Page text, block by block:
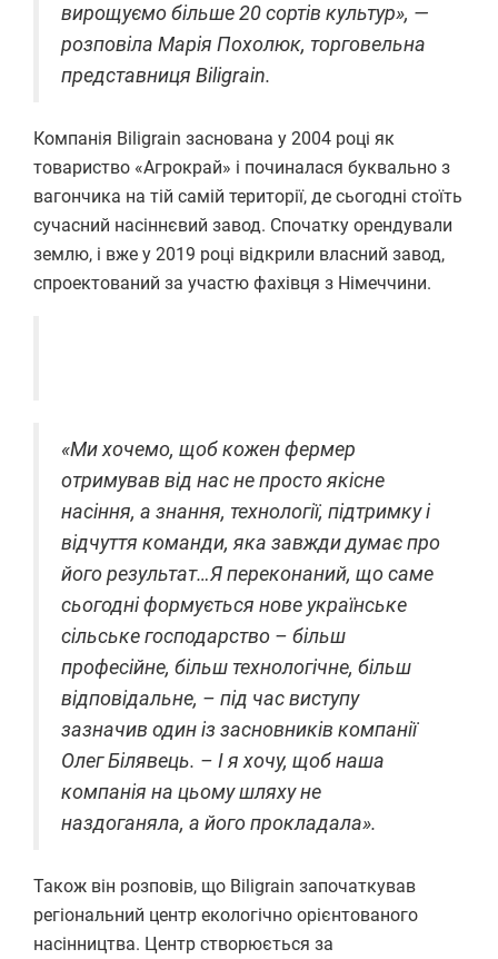
вирощуємо більше 20 сортів культур», —
розповіла Марія Похолюк, торговельна
представниця Biligrain.
Компанія Biligrain заснована у 2004 році як
товариство «Агрокрай» і починалася буквально з
вагончика на тій самій території, де сьогодні стоїть
сучасний насіннєвий завод. Спочатку орендували
землю, і вже у 2019 році відкрили власний завод,
спроектований за участю фахівця з Німеччини.
«Ми хочемо, щоб кожен фермер
отримував від нас не просто якісне
насіння, а знання, технології, підтримку і
відчуття команди, яка завжди думає про
його результат…Я переконаний, що саме
сьогодні формується нове українське
сільське господарство – більш
професійне, більш технологічне, більш
відповідальне, – під час виступу
зазначив один із засновників компанії
Олег Білявець. – І я хочу, щоб наша
компанія на цьому шляху не
наздоганяла, а його прокладала».
Також він розповів, що Biligrain започаткував
регіональний центр екологічно орієнтованого
насінництва. Центр створюється за